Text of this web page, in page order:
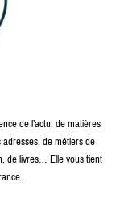
de l’actu, de matières
de métiers de
de livres… Elle vous tient